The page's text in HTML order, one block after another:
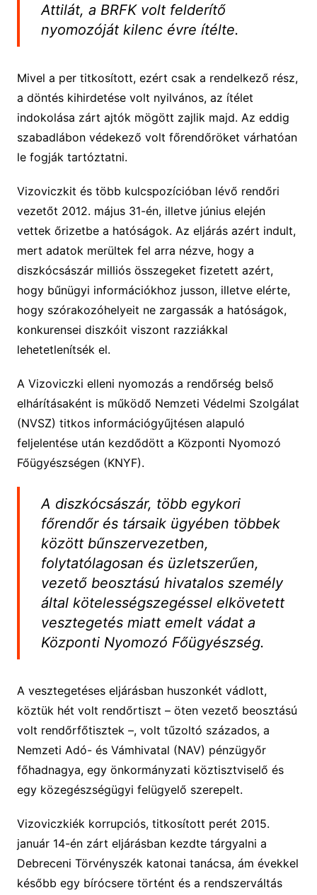
Attilát, a BRFK volt felderítő
nyomozóját kilenc évre ítélte.
Mivel a per titkosított, ezért csak a rendelkező rész,
a döntés kihirdetése volt nyilvános, az ítélet
indokolása zárt ajtók mögött zajlik majd. Az eddig
szabadlábon védekező volt főrendőröket várhatóan
le fogják tartóztatni.
Vizoviczkit és több kulcspozícióban lévő rendőri
vezetőt 2012. május 31-én, illetve június elején
vettek őrizetbe a hatóságok. Az eljárás azért indult,
mert adatok merültek fel arra nézve, hogy a
diszkócsászár milliós összegeket fizetett azért,
hogy bűnügyi információkhoz jusson, illetve elérte,
hogy szórakozóhelyeit ne zargassák a hatóságok,
konkurensei diszkóit viszont razziákkal
lehetetlenítsék el.
A Vizoviczki elleni nyomozás a rendőrség belső
elhárításaként is működő Nemzeti Védelmi Szolgálat
(NVSZ) titkos információgyűjtésen alapuló
feljelentése után kezdődött a Központi Nyomozó
Főügyészségen (KNYF).
A diszkócsászár, több egykori
főrendőr és társaik ügyében többek
között bűnszervezetben,
folytatólagosan és üzletszerűen,
vezető beosztású hivatalos személy
által kötelességszegéssel elkövetett
vesztegetés miatt emelt vádat a
Központi Nyomozó Főügyészség.
A vesztegetéses eljárásban huszonkét vádlott,
köztük hét volt rendőrtiszt – öten vezető beosztású
volt rendőrfőtisztek –, volt tűzoltó százados, a
Nemzeti Adó- és Vámhivatal (NAV) pénzügyőr
főhadnagya, egy önkormányzati köztisztviselő és
egy közegészségügyi felügyelő szerepelt.
Vizoviczkiék korrupciós, titkosított perét 2015.
január 14-én zárt eljárásban kezdte tárgyalni a
Debreceni Törvényszék katonai tanácsa, ám évekkel
később egy bírócsere történt és a rendszerváltás